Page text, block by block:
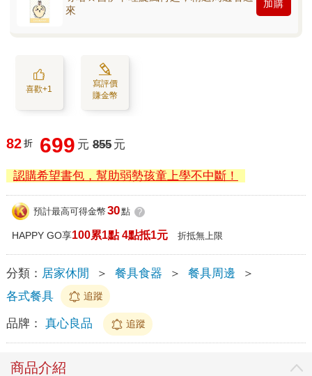
來
加購
喜歡+1
寫評價
賺金幣
82 折 699 元 855 元
認購希望書包，幫助弱勢孩童上學不中斷！
預計最高可得金幣 30點 ?
HAPPY GO享100累1點 4點抵1元 折抵無上限
分類： 居家休閒 ＞ 餐具食器 ＞ 餐具周邊
＞
各式餐具
追蹤
品牌： 真心良品 追蹤
商品介紹